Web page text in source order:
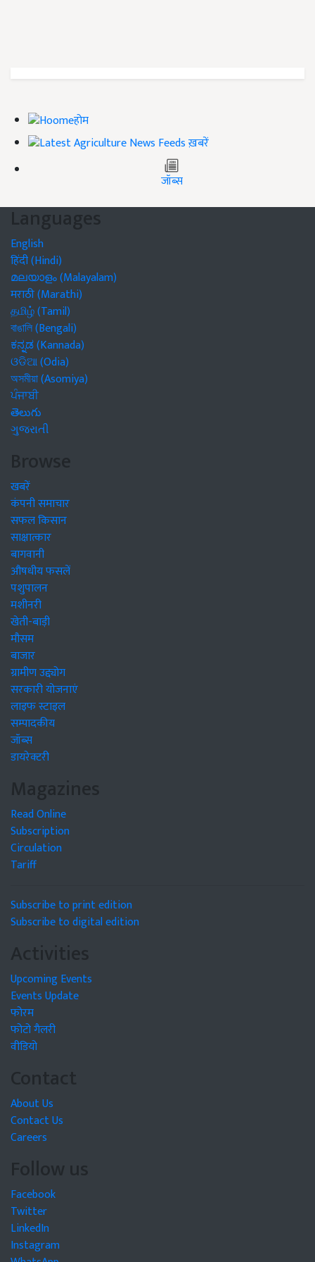
होम
ख़बरें
जॉब्स
Languages
English
हिंदी (Hindi)
മലയാളം (Malayalam)
मराठी (Marathi)
தமிழ் (Tamil)
বাঙালি (Bengali)
ಕನ್ನಡ (Kannada)
ଓଡିଆ (Odia)
অসমীয়া (Asomiya)
ਪੰਜਾਬੀ
తెలుగు
ગુજરાતી
Browse
खबरें
कंपनी समाचार
सफल किसान
साक्षात्कार
बागवानी
औषधीय फसलें
पशुपालन
मशीनरी
खेती-बाड़ी
मौसम
बाजार
ग्रामीण उद्द्योग
सरकारी योजनाएं
लाइफ स्टाइल
सम्पादकीय
जॉब्स
डायरेक्टरी
Magazines
Read Online
Subscription
Circulation
Tariff
Subscribe to print edition
Subscribe to digital edition
Activities
Upcoming Events
Events Update
फोरम
फोटो गैलरी
वीडियो
Contact
About Us
Contact Us
Careers
Follow us
Facebook
Twitter
LinkedIn
Instagram